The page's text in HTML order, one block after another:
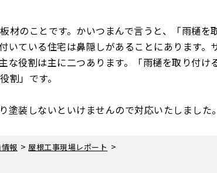
材のことです。かいつまんで言うと、「雨樋を
いている住宅は鼻隠しがあることにあります。
な役割は主に二つあります。「雨樋を取り付け
割」です。
装しないといけませんので対応いたしました。
報 > 屋根工事現場レポート >